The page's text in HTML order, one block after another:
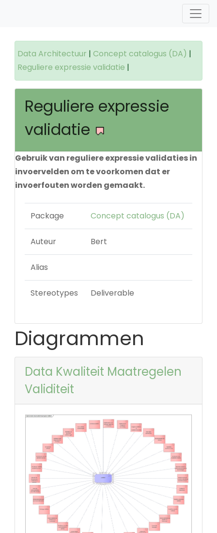
Data Architectuur | Concept catalogus (DA) |
Reguliere expressie validatie |
Reguliere expressie
validatie
Gebruik van reguliere expressie validaties in
invoervelden om te voorkomen dat er
invoerfouten worden gemaakt.
Package Concept catalogus (DA)
Auteur Bert
Alias
Stereotypes Deliverable
Diagrammen
Data Kwaliteit Maatregelen
Validiteit